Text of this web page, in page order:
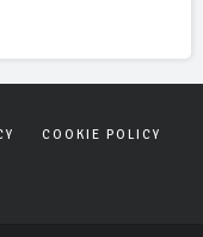
COOKIE POLICY